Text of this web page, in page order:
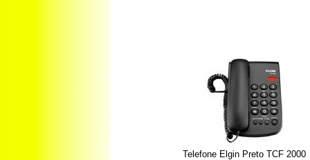
Telefone Elgin Preto TCF 2000